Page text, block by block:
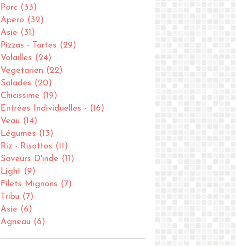
Porc (33)
Apero (32)
Asie (31)
Pizzas - Tartes (29)
Volailles (24)
Vegetarien (22)
Salades (20)
Chicissime (19)
Entrées Individuelles - (16)
Veau (14)
Légumes (13)
Riz - Risottos (11)
Saveurs D'inde (11)
Light (9)
Filets Mignons (7)
Tribu (7)
Asie (6)
Agneau (6)